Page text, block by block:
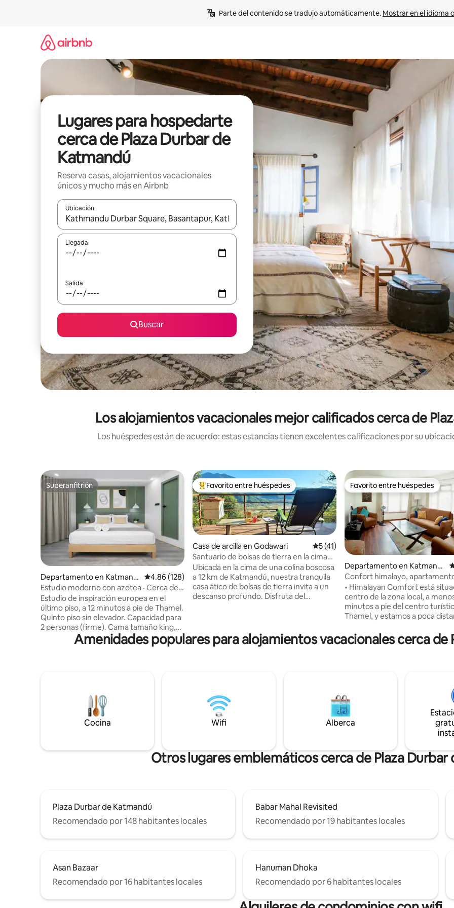
Parte del contenido se tradujo automáticamente. Mostrar en el idioma
Lugares para hospedarte
cerca de Plaza Durbar de
Katmandú
Reserva casas, alojamientos vacacionales
únicos y mucho más en Airbnb
Ubicación
Cuando los resultados estén disponibles, podrás navegar usando las teclas de las flechas hacia arriba y hacia abajo, o
Llegada
Salida
Buscar
Los alojamientos vacacionales mejor calificados cerca de
Los huéspedes están de acuerdo: estas estancias tienen excelentes calificaciones por su
Superanfitrión
Superanfitrión
Departamento en Katmand
ú
Calificación promedio: 4.86 de 5; 128 evaluaciones
4.86 (128)
Estudio moderno con azotea · Cerca de
Thamel
Estudio de inspiración europea en el
último piso, a 12 minutos a pie de Thamel.
Quinto piso sin elevador. Capacidad para
2 personas (firme). Cama tamaño king,
aire acondicionado, cocina pequeña
totalmente equipada, área de trabajo
de 2 ruedas. Ideal para parejas, viajeros
en solitario, nómadas digitales y
excursionistas (casillero gratuito para
equipaje). Llegada autónoma sin llave: sin
depósito de seguridad reembolsable. La
sencillez escandinava se une a la calidez
De los mejores en Favorito entre huéspedes
Favorito entre huéspedes
Casa de arcilla en Godawari Calificación promedio: 5 de 5; 41
5 (41)
Santuario de bolsas de tierra en la cima
de una colina cerca de Katmandú
Ubicada en la cima de una colina boscosa
a 12 km de Katmandú, nuestra tranquila
casa ático de bolsas de tierra invita a un
descanso profundo. Disfruta del
Arraigado en la simplicidad, un trabajo de
amor hecho para la quietud; despierta
llevar, relájate y recarga energías en
nuestro santuario único a 40 minutos de
la ciudad. Paz total.
Favorito entre huéspedes
Favorito entre huéspedes
Departamento en Katmand
ú
Confort himalayo,
dormitorios con baño cerca de
• Himalayan Comfort está
centro de la zona local, a
minutos a pie del centro
Thamel, y estamos a poca
Sitio del Patrimonio Antiguo de
Durbar de Katmandú y del
acondicionado (una habitación
tamaño queen y otra
cama tamaño queen más una
individual), sala con TV, cocina
los utensilios necesarios, baño,
privado e instalaciones de Wi-
Amenidades populares para alojamientos vacacionales cerca de
Cocina Wifi Alberca
Otros lugares emblemáticos cerca de Plaza Durbar
Plaza Durbar de Katmandú
Recomendado por 148 habitantes locales
Babar Mahal Revisited
Recomendado por 19 habitantes locales
Asan Bazaar
Recomendado por 16 habitantes locales
Hanuman Dhoka
Recomendado por 6 habitantes locales